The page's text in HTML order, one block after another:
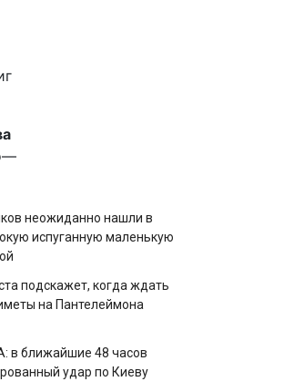
неожиданно нашли в
испуганную маленькую
подскажет, когда ждать
на Пантелеймона
в ближайшие 48 часов
удар по Киеву